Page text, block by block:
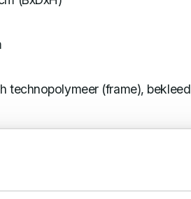
technopolymeer (frame), bekleed